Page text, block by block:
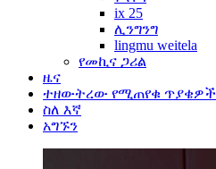
ix 25
ሊንግንግ
lingmu weitela
የመኪና ጋሪል
ዜና
ተዘውትረው የሚጠየቁ ጥያቄዎች
ስለ እኛ
አግኙን